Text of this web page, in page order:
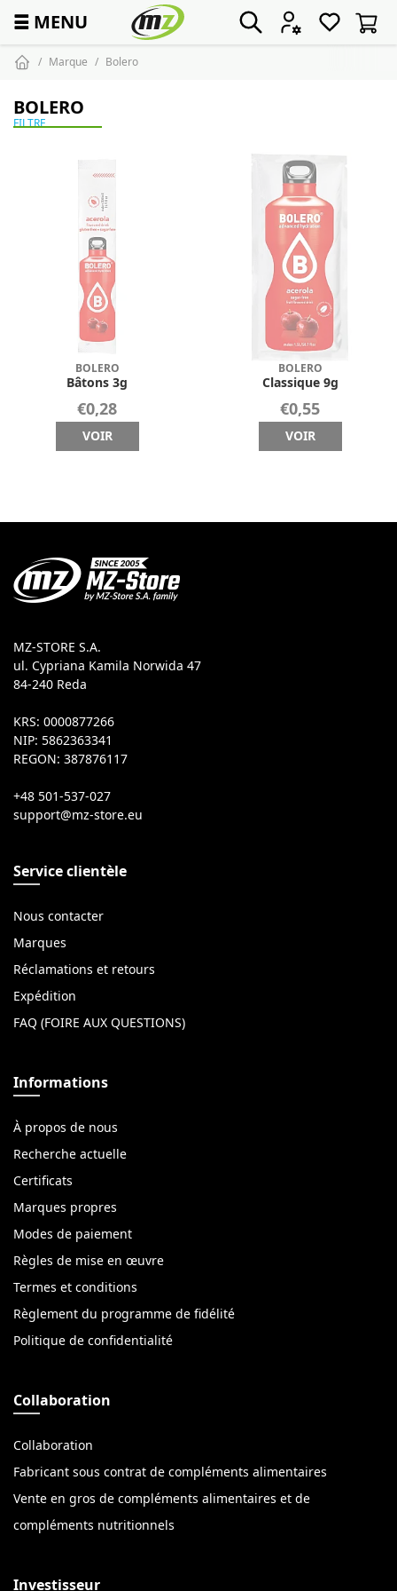
☰ MENU
Marque Bolero
BOLERO
FILTRE
BOLERO
Bâtons 3g
€0,28
VOIR
BOLERO
Classique 9g
€0,55
VOIR
MZ-STORE S.A.
ul. Cypriana Kamila Norwida 47
84-240 Reda
KRS: 0000877266
NIP: 5862363341
REGON: 387876117
+48 501-537-027
Service clientèle
Nous contacter
Marques
Réclamations et retours
Expédition
FAQ (FOIRE AUX QUESTIONS)
Informations
À propos de nous
Recherche actuelle
Certificats
Marques propres
Modes de paiement
Règles de mise en œuvre
Termes et conditions
Règlement du programme de fidélité
Politique de confidentialité
Collaboration
Collaboration
Fabricant sous contrat de compléments alimentaires
Vente en gros de compléments alimentaires et de
compléments nutritionnels
Investisseur